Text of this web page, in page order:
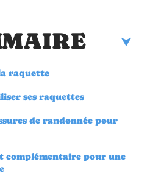
raquette
ses raquettes
de randonnée pour
complémentaire pour une